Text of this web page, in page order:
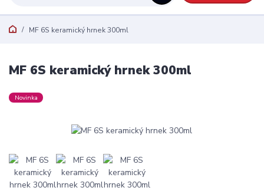
MF 6S keramický hrnek 300ml
MF 6S keramický hrnek 300ml
Novinka